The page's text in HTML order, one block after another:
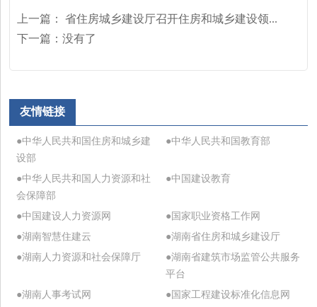
上一篇：
省住房城乡建设厅召开住房和城乡建设领...
下一篇：没有了
友情链接
●中华人民共和国住房和城乡建
设部
●中华人民共和国教育部
●中华人民共和国人力资源和社
会保障部
●中国建设教育
●中国建设人力资源网
●国家职业资格工作网
●湖南智慧住建云
●湖南省住房和城乡建设厅
●湖南人力资源和社会保障厅
●湖南省建筑市场监管公共服务
平台
●湖南人事考试网
●国家工程建设标准化信息网